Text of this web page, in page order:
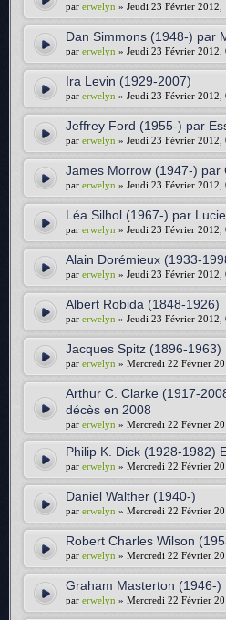
par erwelyn » Jeudi 23 Février 2012,
Dan Simmons (1948-) par
par erwelyn » Jeudi 23 Février 2012,
Ira Levin (1929-2007)
par erwelyn » Jeudi 23 Février 2012,
Jeffrey Ford (1955-) par
par erwelyn » Jeudi 23 Février 2012,
James Morrow (1947-) par
par erwelyn » Jeudi 23 Février 2012,
Léa Silhol (1967-) par Lucie
par erwelyn » Jeudi 23 Février 2012,
Alain Dorémieux (1933-
par erwelyn » Jeudi 23 Février 2012,
Albert Robida (1848-1926)
par erwelyn » Jeudi 23 Février 2012,
Jacques Spitz (1896-1963)
par erwelyn » Mercredi 22 Février
Arthur C. Clarke (1917-
décès en 2008
par erwelyn » Mercredi 22 Février
Philip K. Dick (1928-1982)
par erwelyn » Mercredi 22 Février
Daniel Walther (1940-)
par erwelyn » Mercredi 22 Février
Robert Charles Wilson
par erwelyn » Mercredi 22 Février
Graham Masterton (1946-)
par erwelyn » Mercredi 22 Février